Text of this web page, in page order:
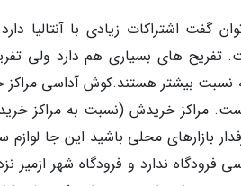
اشتراکات زیادی با آنتالیا
تفریح های بسیاری هم دارد ولی
به نسبت بیشتر هستند.کوش آداسی
مراکز خریدش (نسبت به مراکز
بازارهای محلی باشید این جا
ندارد و فرودگاه شهر ازمیر